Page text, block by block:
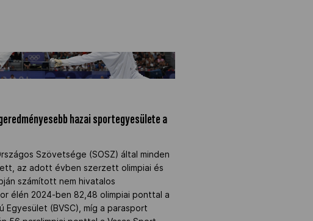
hazai sportegyesülete
hazai sportegyesülete a
Szövetsége (SOSZ) által minden
az adott évben szerzett olimpiai és
számított nem hivatalos
élén 2024-ben 82,48 olimpiai ponttal a
Egyesület (BVSC), míg a parasport